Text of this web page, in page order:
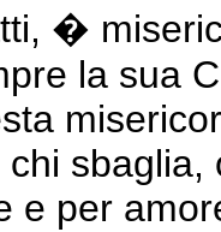
�
la sua
chi sbaglia,
e per